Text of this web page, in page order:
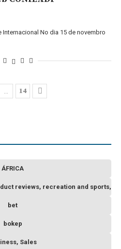
No dia 15 de novembro
14
ÁFRICA
reviews, recreation and sports,
bet
bokep
Sales